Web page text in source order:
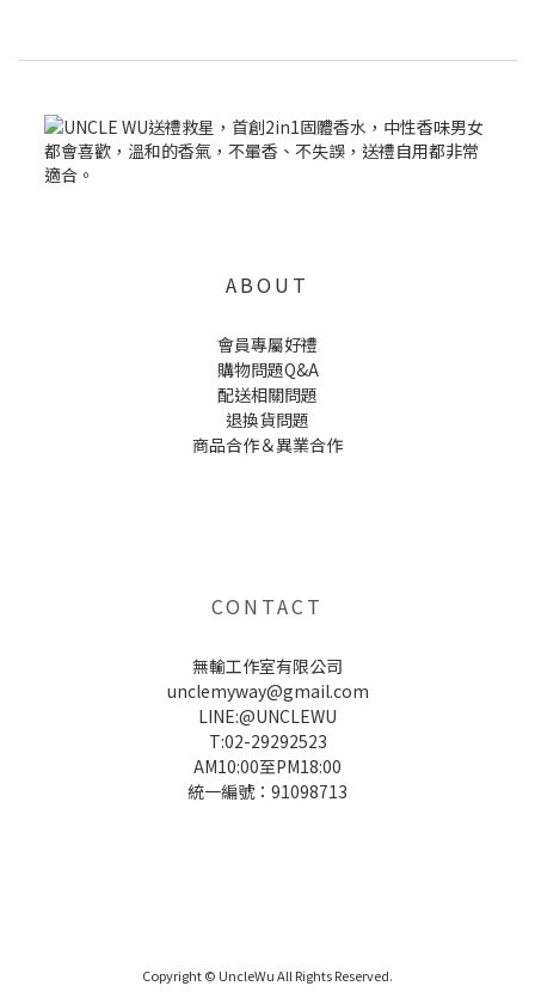
ABOUT
會員專屬好禮
購物問題Q&A
配送相關問題
退換貨問題
商品合作＆異業合作
CONTACT
無輸工作室有限公司
unclemyway@gmail.com
LINE:@UNCLEWU
T:02-29292523
AM10:00至PM18:00
統一編號：91098713
Copyright © UncleWu All Rights Reserved.